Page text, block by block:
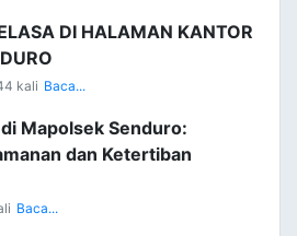
DI HALAMAN KANTOR
kali Baca...
Mapolsek Senduro:
dan Ketertiban
Baca...